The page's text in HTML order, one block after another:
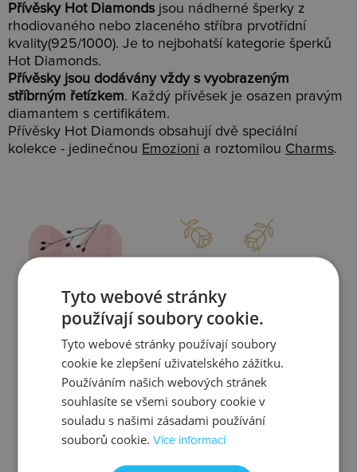
Přívěsky Hot Diamonds jsou nádherné šperky z
rhodiovaného nebo zlaceného stříbra prvotřídní
kvality(925/1000). Je to nejbohatší kategorie šperků
Hot Diamonds.
Přívěsky jsou dodávány vždy s vyobrazeným
stříbrným řetízkem. Každý přívěsek je osazen pravým
diamantem s certifikátem.
Přívěsky Hot Diamonds obsahují dvě speciální
kolekce - jedinečnou Emozioni a roztomilou Charms.
Slevy
Zjistit více
Doprava
Zjistit více
Kontrola Výměna
Tyto webové stránky
používají soubory cookie.
Tyto webové stránky používají soubory
cookie ke zlepšení uživatelského zážitku.
Používáním našich webových stránek
souhlasíte se všemi soubory cookie v
souladu s našimi zásadami používání
souborů cookie.Více informací